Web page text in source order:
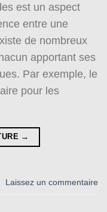
est un aspect
entre une
de nombreux
apportant ses
Par exemple, le
pour les
→
Laissez un commentaire